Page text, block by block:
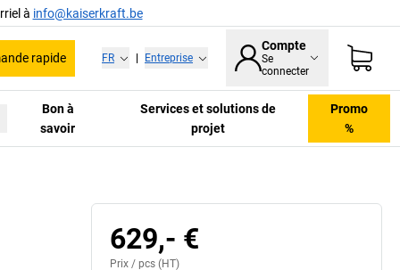
à info@kaiserkraft.be
rapide FR Entreprise
Compte
Se
connecter
Bon à
savoir
Services et solutions de
projet
Promo
%
629,- €
Prix / pcs (HT)